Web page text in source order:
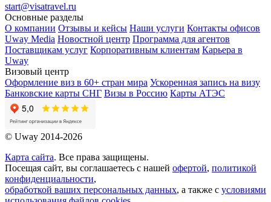
start@visatravel.ru
Основные разделы
О компании Отзывы и кейсы Наши услуги Контакты офисов
Uway Media Новостной центр Программа для агентов
Поставщикам услуг Корпоративным клиентам Карьера в
Uway
Визовый центр
Оформление виз в 60+ стран мира Ускоренная запись на визу
Банковские карты СНГ Визы в Россию Карты АТЭС
© Uway 2014-2026
Карта сайта. Все права защищены.
Посещая сайт, вы соглашаетесь с нашей офертой, политикой
конфиденциальности,
обработкой ваших персональных данных, а также с условиями